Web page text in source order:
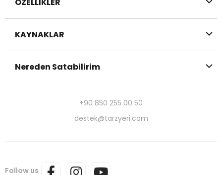
KAYNAKLAR
Nereden Satabilirim
+90 850 255 00 50
destek@tarzyeri.com
Follow us